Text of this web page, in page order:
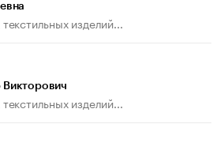
изделий...
изделий...